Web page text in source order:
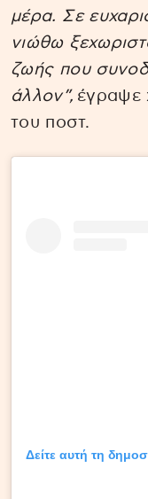
μέρα. Σε
νιώθω
ζωής που
άλλον”, έγραψε
του ποστ.
Δείτε αυτή τη